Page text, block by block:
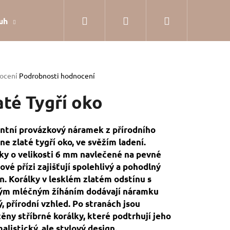
Dárkové balení Hodnocení obchodu
Přihlášení
Podrobnosti hodnocení
Tygří oko
provázkový náramek z přírodního
zlaté tygří oko, ve svěžím ladení.
o velikosti 6 mm navlečené na pevné
přízi zajišťují spolehlivý a pohodlný
Korálky v lesklém zlatém odstínu s
mléčným žíháním dodávají náramku
přírodní vzhled. Po stranách jsou
stříbrné korálky, které podtrhují jeho